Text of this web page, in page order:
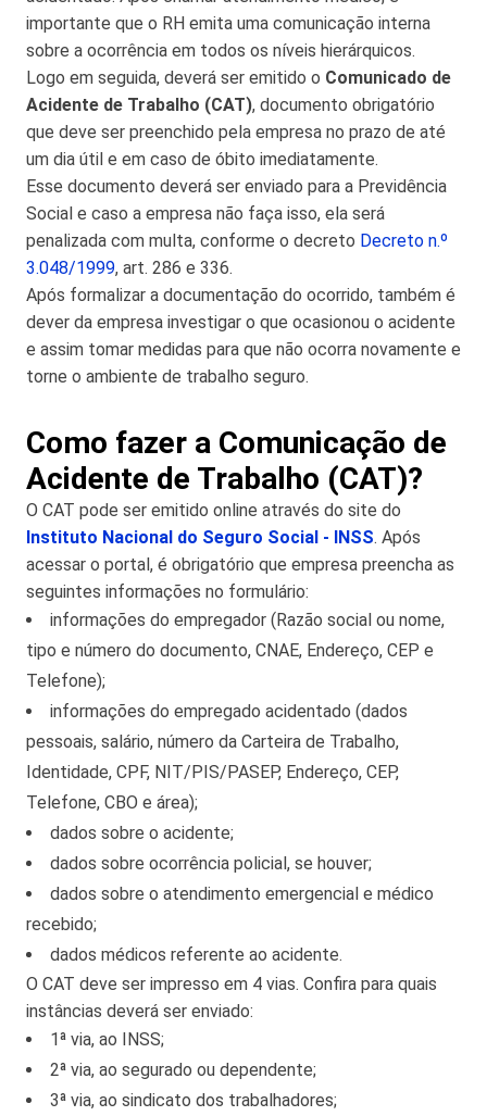
importante que o RH emita uma comunicação interna
sobre a ocorrência em todos os níveis hierárquicos.
Logo em seguida, deverá ser emitido o Comunicado de
Acidente de Trabalho (CAT), documento obrigatório
que deve ser preenchido pela empresa no prazo de até
um dia útil e em caso de óbito imediatamente.
Esse documento deverá ser enviado para a Previdência
Social e caso a empresa não faça isso, ela será
penalizada com multa, conforme o decreto Decreto n.º
3.048/1999, art. 286 e 336.
Após formalizar a documentação do ocorrido, também é
dever da empresa investigar o que ocasionou o acidente
e assim tomar medidas para que não ocorra novamente e
torne o ambiente de trabalho seguro.
Como fazer a Comunicação de
Acidente de Trabalho (CAT)?
O CAT pode ser emitido online através do site do
Instituto Nacional do Seguro Social - INSS. Após
acessar o portal, é obrigatório que empresa preencha as
seguintes informações no formulário:
informações do empregador (Razão social ou nome,
tipo e número do documento, CNAE, Endereço, CEP e
Telefone);
informações do empregado acidentado (dados
pessoais, salário, número da Carteira de Trabalho,
Identidade, CPF, NIT/PIS/PASEP, Endereço, CEP,
Telefone, CBO e área);
dados sobre o acidente;
dados sobre ocorrência policial, se houver;
dados sobre o atendimento emergencial e médico
recebido;
dados médicos referente ao acidente.
O CAT deve ser impresso em 4 vias. Confira para quais
instâncias deverá ser enviado:
1ª via, ao INSS;
2ª via, ao segurado ou dependente;
3ª via, ao sindicato dos trabalhadores;